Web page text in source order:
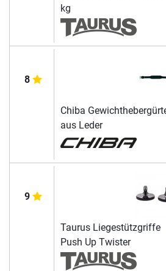
kg
8
Chiba
aus Leder
9
Taurus Liegestützgriffe
Push Up Twister